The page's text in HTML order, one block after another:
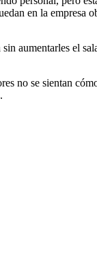
en la empresa
aumentarles el
no se sientan